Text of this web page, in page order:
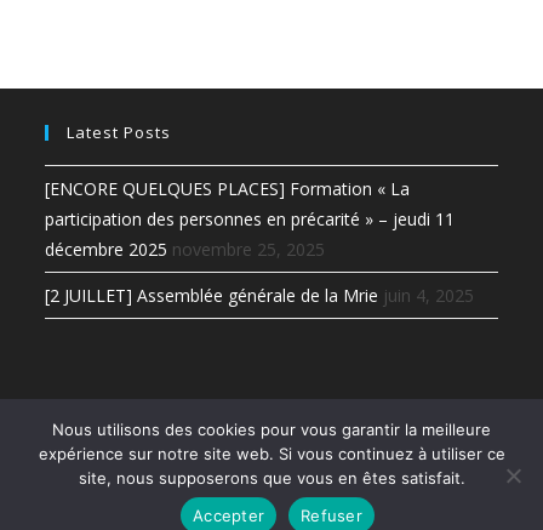
Latest Posts
[ENCORE QUELQUES PLACES] Formation « La
participation des personnes en précarité » – jeudi 11
décembre 2025 novembre 25, 2025
[2 JUILLET] Assemblée générale de la Mrie juin 4, 2025
Copyright - WordPress Theme by OceanWP
Nous utilisons des cookies pour vous garantir la meilleure
expérience sur notre site web. Si vous continuez à utiliser ce
site, nous supposerons que vous en êtes satisfait.
Accepter
Refuser